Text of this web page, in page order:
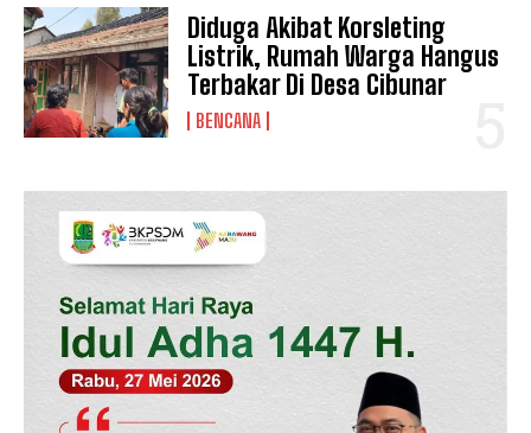
Magazine PRO
SUBSCRIBE NOW
Diduga Akibat Korsleting
Listrik, Rumah Warga Hangus
Terbakar Di Desa Cibunar
BENCANA